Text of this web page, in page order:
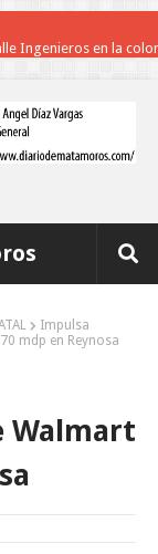
Otoño 2026
el 1 de Septiembre.
turística en la Ciudad
a su molino
Impulsa
mdp en Reynosa
Walmart